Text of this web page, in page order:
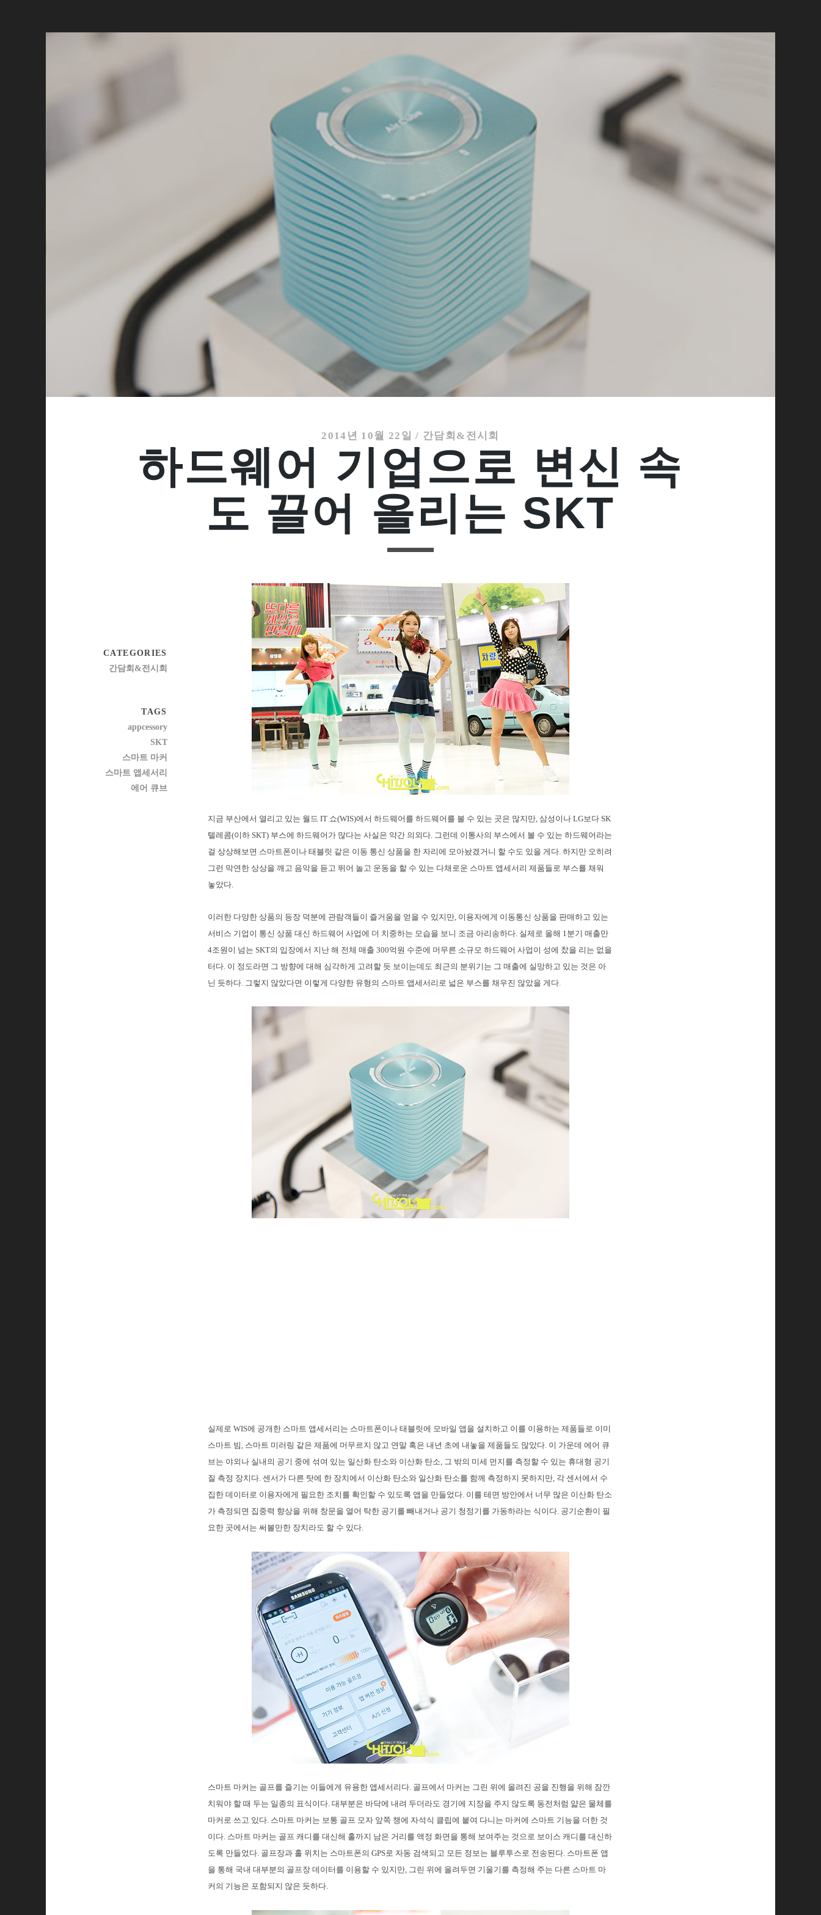
2014년 10월 22일 / 간담회&전시회
하드웨어 기업으로 변신 속
도 끌어 올리는 SKT
지금 부산에서 열리고 있는 월드 IT 쇼(WIS)에서 하드웨어를 하드웨어를 볼 수 있는 곳은 많지만, 삼성이나 LG보다 SK
텔레콤(이하 SKT) 부스에 하드웨어가 많다는 사실은 약간 의외다. 그런데 이통사의 부스에서 볼 수 있는 하드웨어라는
걸 상상해보면 스마트폰이나 태블릿 같은 이동 통신 상품을 한 자리에 모아놨겠거니 할 수도 있을 게다. 하지만 오히려
그런 막연한 상상을 깨고 음악을 듣고 뛰어 놀고 운동을 할 수 있는 다채로운 스마트 앱세서리 제품들로 부스를 채워
놓았다.
이러한 다양한 상품의 등장 덕분에 관람객들이 즐거움을 얻을 수 있지만, 이용자에게 이동통신 상품을 판매하고 있는
서비스 기업이 통신 상품 대신 하드웨어 사업에 더 치중하는 모습을 보니 조금 아리송하다. 실제로 올해 1분기 매출만
4조원이 넘는 SKT의 입장에서 지난 해 전체 매출 300억원 수준에 머무른 소규모 하드웨어 사업이 성에 찼을 리는 없을
터다. 이 정도라면 그 방향에 대해 심각하게 고려할 듯 보이는데도 최근의 분위기는 그 매출에 실망하고 있는 것은 아
닌 듯하다. 그렇지 않았다면 이렇게 다양한 유형의 스마트 앱세서리로 넓은 부스를 채우진 않았을 게다.
실제로 WIS에 공개한 스마트 앱세서리는 스마트폰이나 태블릿에 모바일 앱을 설치하고 이를 이용하는 제품들로 이미
스마트 빔, 스마트 미러링 같은 제품에 머무르지 않고 연말 혹은 내년 초에 내놓을 제품들도 많았다. 이 가운데 에어 큐
브는 야외나 실내의 공기 중에 섞여 있는 일산화 탄소와 이산화 탄소, 그 밖의 미세 먼지를 측정할 수 있는 휴대형 공기
질 측정 장치다. 센서가 다른 탓에 한 장치에서 이산화 탄소와 일산화 탄소를 함께 측정하지 못하지만, 각 센서에서 수
집한 데이터로 이용자에게 필요한 조치를 확인할 수 있도록 앱을 만들었다. 이를 테면 방안에서 너무 많은 이산화 탄소
가 측정되면 집중력 향상을 위해 창문을 열어 탁한 공기를 빼내거나 공기 청정기를 가동하라는 식이다. 공기순환이 필
요한 곳에서는 써볼만한 장치라도 할 수 있다.
스마트 마커는 골프를 즐기는 이들에게 유용한 앱세서리다. 골프에서 마커는 그린 위에 올려진 공을 진행을 위해 잠깐
치워야 할 때 두는 일종의 표식이다. 대부분은 바닥에 내려 두더라도 경기에 지장을 주지 않도록 동전처럼 얇은 물체를
마커로 쓰고 있다. 스마트 마커는 보통 골프 모자 앞쪽 챙에 자석식 클립에 붙여 다니는 마커에 스마트 기능을 더한 것
이다. 스마트 마커는 골프 캐디를 대신해 홀까지 남은 거리를 액정 화면을 통해 보여주는 것으로 보이스 캐디를 대신하
도록 만들었다. 골프장과 홀 위치는 스마트폰의 GPS로 자동 검색되고 모든 정보는 블루투스로 전송된다. 스마트폰 앱
을 통해 국내 대부분의 골프장 데이터를 이용할 수 있지만, 그린 위에 올려두면 기울기를 측정해 주는 다른 스마트 마
커의 기능은 포함되지 않은 듯하다.
CATEGORIES
간담회&전시회
TAGS
appcessory
SKT
스마트 마커
스마트 앱세서리
에어 큐브